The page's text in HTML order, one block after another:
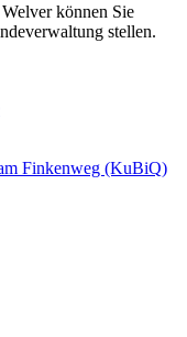
können Sie
stellen.
Finkenweg (KuBiQ)